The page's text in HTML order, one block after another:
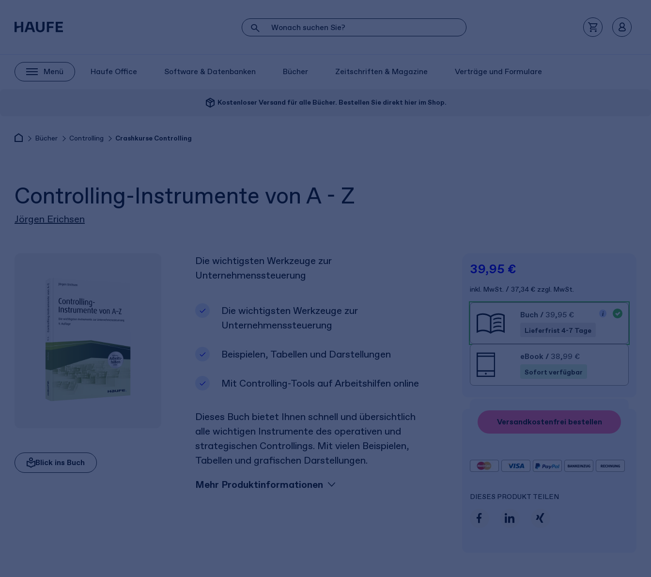
Menü Haufe Office Software & Datenbanken Bücher Zeitschriften & Magazine Verträge und Formulare
package_2 Kostenloser Versand für alle Bücher. Bestellen Sie direkt hier im Shop.
Bücher Controlling Crashkurse Controlling
Controlling-Instrumente von A - Z
Jörgen Erichsen
Blick ins Buch
Die wichtigsten Werkzeuge zur
Unternehmenssteuerung
Die wichtigsten Werkzeuge zur
Unternehmenssteuerung
Beispielen, Tabellen und Darstellungen
Mit Controlling-Tools auf Arbeitshilfen online
Dieses Buch bietet Ihnen schnell und übersichtlich
alle wichtigen Instrumente des operativen und
strategischen Controllings. Mit vielen Beispielen,
Tabellen und grafischen Darstellungen.
Mehr Produktinformationen
39,95 €
inkl. MwSt. 37,34 € zzgl. MwSt.
Buch / 39,95 €
Lieferfrist 4-7 Tage
eBook / 38,99 €
Sofort verfügbar
Versandkostenfrei bestellen
DIESES PRODUKT TEILEN